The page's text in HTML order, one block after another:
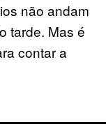
não andam
tarde. Mas é
contar a